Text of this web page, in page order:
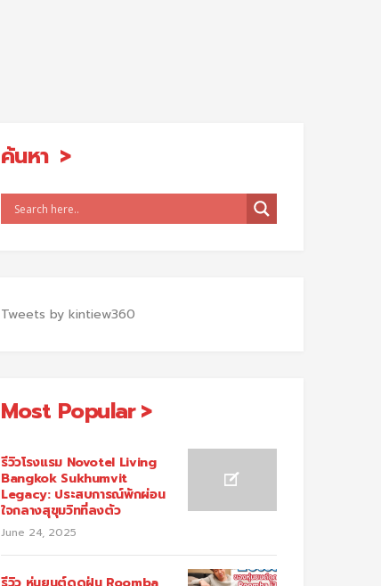
ค้นหา
Tweets by kintiew360
Most Popular
รีวิวโรงแรม Novotel Living
Bangkok Sukhumvit
Legacy: ประสบการณ์พักผ่อน
ใจกลางสุขุมวิทที่ลงตัว
June 24, 2025